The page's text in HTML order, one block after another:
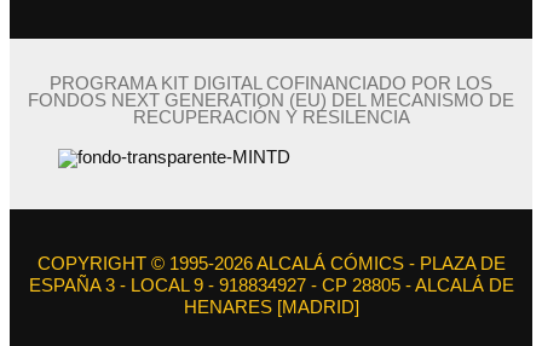
PROGRAMA KIT DIGITAL COFINANCIADO POR LOS
FONDOS NEXT GENERATION (EU) DEL MECANISMO DE
RECUPERACIÓN Y RESILENCIA
COPYRIGHT © 1995-2026 ALCALÁ CÓMICS - PLAZA DE
ESPAÑA 3 - LOCAL 9 - 918834927 - CP 28805 - ALCALÁ DE
HENARES [MADRID]